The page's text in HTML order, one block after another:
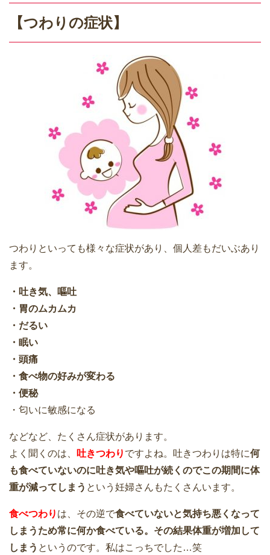
【つわりの症状】
つわりといっても様々な症状があり、個人差もだいぶあり
ます。
・吐き気、嘔吐
・胃のムカムカ
・だるい
・眠い
・頭痛
・食べ物の好みが変わる
・便秘
・匂いに敏感になる
などなど、たくさん症状があります。
よく聞くのは、
吐きつわり ですよね。吐きつわりは特に何
も食べていないのに吐き気や嘔吐が続くのでこの期間に体
重が減ってしまう という妊婦さんもたくさんいます。
食べつわり は、その逆で食べていないと気持ち悪くなって
しまうため常に何か食べている。その結果体重が増加して
しまう というのです。私はこっちでした…笑